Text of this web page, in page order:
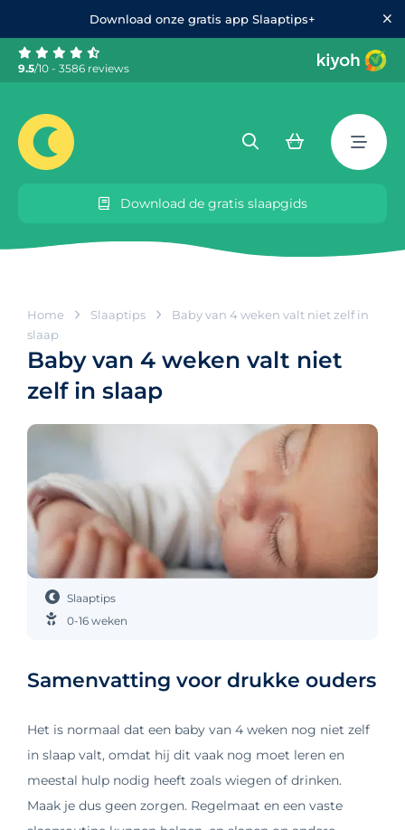
Download onze gratis app Slaaptips+
9.5/10 - 3586 reviews
Download de gratis slaapgids
Home Slaaptips
Baby van 4 weken valt niet zelf in
slaap
Baby van 4 weken valt niet
zelf in slaap
Slaaptips
0-16 weken
Samenvatting voor drukke ouders
Het is normaal dat een baby van 4 weken nog niet zelf
in slaap valt, omdat hij dit vaak nog moet leren en
meestal hulp nodig heeft zoals wiegen of drinken.
Maak je dus geen zorgen. Regelmaat en een vaste